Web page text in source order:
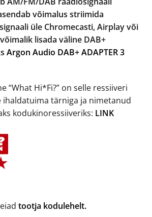
võimalus striimida
üle Chromecasti, Airplay või
lisada väline DAB+
Argon Audio DAB+ ADAPTER 3
“What Hi*Fi?” on selle ressiiveri
ihaldatuima tärniga ja nimetanud
kodukinoressiiveriks: LINK
tootja kodulehelt.